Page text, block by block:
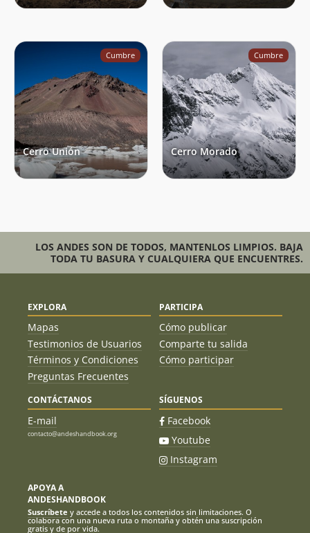
Cumbre
Cerro Unión
Cumbre
Cerro Morado
LOS ANDES SON DE TODOS, MANTENLOS LIMPIOS. BAJA
TODA TU BASURA Y CUALQUIERA QUE ENCUENTRES.
EXPLORA
Mapas
Testimonios de Usuarios
Términos y Condiciones
Preguntas Frecuentes
PARTICIPA
Cómo publicar
Comparte tu salida
Cómo participar
CONTÁCTANOS
E-mail
contacto@andeshandbook.org
SÍGUENOS
Facebook
Youtube
Instagram
APOYA A
ANDESHANDBOOK
Suscríbete y accede a todos los contenidos sin limitaciones. O
colabora con una nueva ruta o montaña y obtén una suscripción
gratis y de por vida.